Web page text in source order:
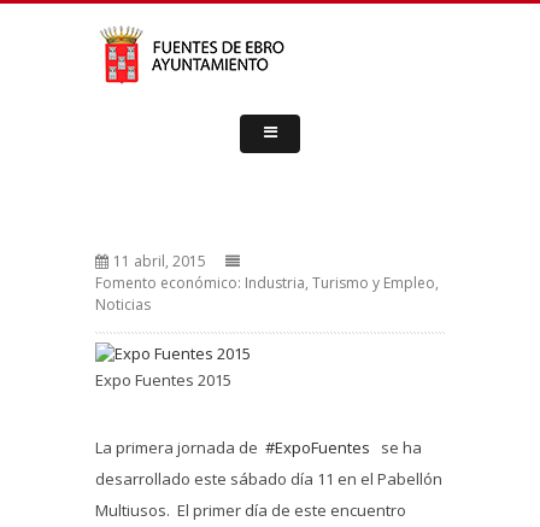
11 abril, 2015
Fomento económico: Industria, Turismo y Empleo,
Noticias
Expo Fuentes 2015
La primera jornada de ‪#‎ExpoFuentes‬
se ha
desarrollado este sábado día 11 en el Pabellón
Multiusos. El primer día de este encuentro